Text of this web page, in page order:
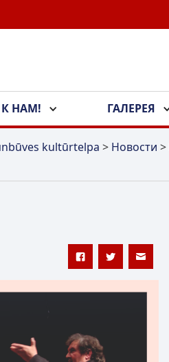
НАМ! ГАЛЕРЕЯ
kultūrtelpa > Новости >